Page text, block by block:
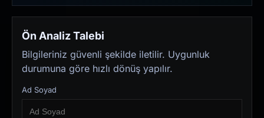
Ön Analiz Talebi
Bilgileriniz güvenli şekilde iletilir. Uygunluk
durumuna göre hızlı dönüş yapılır.
Ad Soyad